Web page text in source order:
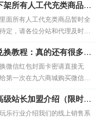
架所有人工代充类商品，
面所有人工代充类商品暂时全
定，请各位分站和代理及时发
户找不到此类商品。为什么要
？因为此类商品的最大优势在
缺点在于到账的时间比较久而
。比如说【QQ超级会员1年】
，而自动直冲需...
换教程：真的还有很多人
红包封面卡密
微信红包封面卡密请直接无
第一次在九六商城购买微信红
第一次购买时我也不知道怎么
有必要的。微信红包封面兑换
好友的聊天对话框2、点击“+”
级站长加盟介绍（限时加
上涨中~）
乐行业介绍我们的线上销售系